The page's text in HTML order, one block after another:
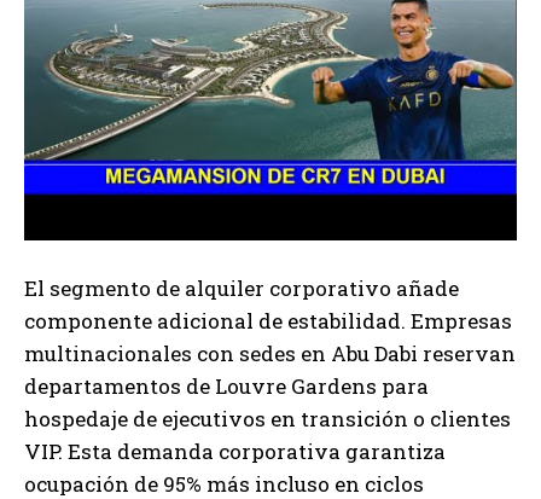
El segmento de alquiler corporativo añade
componente adicional de estabilidad. Empresas
multinacionales con sedes en Abu Dabi reservan
departamentos de Louvre Gardens para
hospedaje de ejecutivos en transición o clientes
VIP. Esta demanda corporativa garantiza
ocupación de 95% más incluso en ciclos